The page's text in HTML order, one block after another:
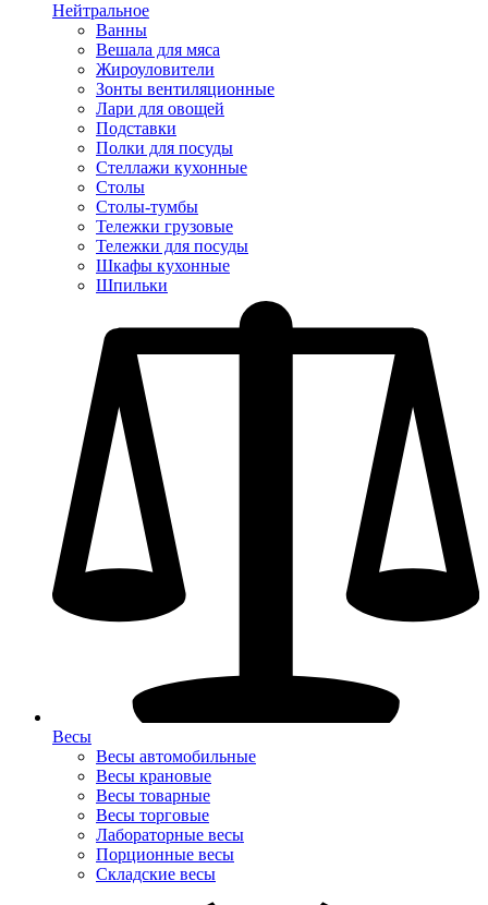
Нейтральное
Ванны
Вешала для мяса
Жироуловители
Зонты вентиляционные
Лари для овощей
Подставки
Полки для посуды
Стеллажи кухонные
Столы
Столы-тумбы
Тележки грузовые
Тележки для посуды
Шкафы кухонные
Шпильки
Весы
Весы автомобильные
Весы крановые
Весы товарные
Весы торговые
Лабораторные весы
Порционные весы
Складские весы